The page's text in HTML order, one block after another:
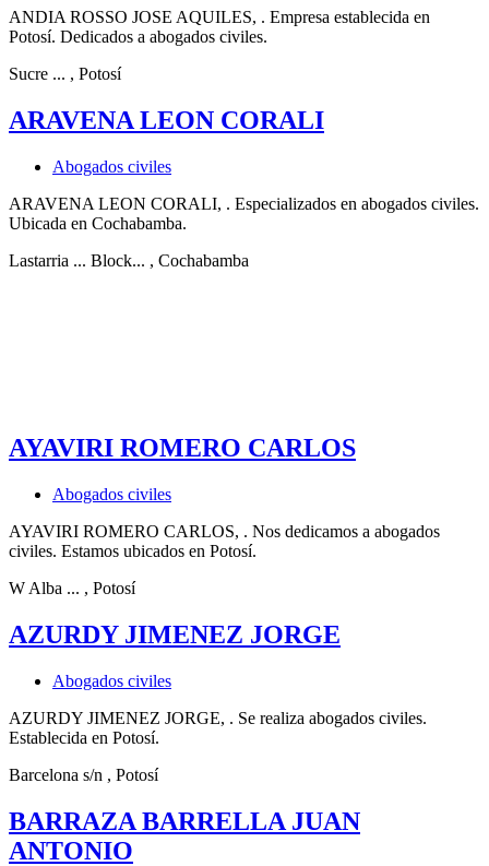
ANDIA ROSSO JOSE AQUILES, . Empresa establecida en
Potosí. Dedicados a abogados civiles.
Sucre ... , Potosí
ARAVENA LEON CORALI
Abogados civiles
ARAVENA LEON CORALI, . Especializados en abogados civiles.
Ubicada en Cochabamba.
Lastarria ... Block... , Cochabamba
AYAVIRI ROMERO CARLOS
Abogados civiles
AYAVIRI ROMERO CARLOS, . Nos dedicamos a abogados
civiles. Estamos ubicados en Potosí.
W Alba ... , Potosí
AZURDY JIMENEZ JORGE
Abogados civiles
AZURDY JIMENEZ JORGE, . Se realiza abogados civiles.
Establecida en Potosí.
Barcelona s/n , Potosí
BARRAZA BARRELLA JUAN
ANTONIO